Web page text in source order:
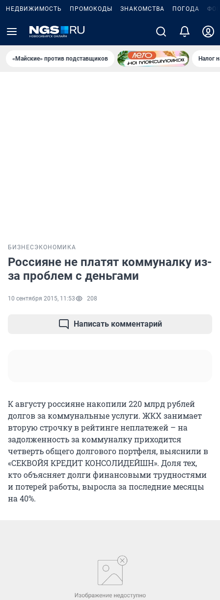
НЕДВИЖИМОСТЬ ПРОМОКОДЫ ЗНАКОМСТВА ПОГОДА
«Майские» против подставщиков Налог
БИЗНЕС ЭКОНОМИКА
Россияне не платят коммуналку из-
за проблем с деньгами
10 сентября 2015, 11:53 208
Написать комментарий
К августу россияне накопили 220 млрд рублей
долгов за коммунальные услуги. ЖКХ занимает
вторую строчку в рейтинге неплатежей – на
задолженность за коммуналку приходится
четверть общего долгового портфеля, выяснили в
«СЕКВОЙЯ КРЕДИТ КОНСОЛИДЕЙШН». Доля тех,
кто объясняет долги финансовыми трудностями
и потерей работы, выросла за последние месяцы
на 40%.